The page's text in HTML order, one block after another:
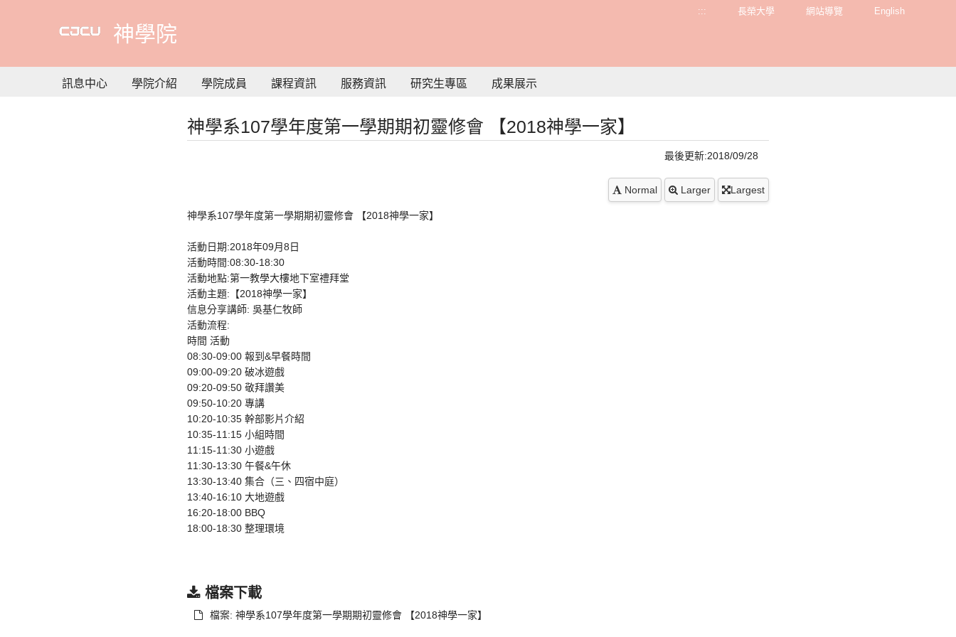
要
容
神學院
::: 長榮大學 網站導覽 English
訊息中心 學院介紹 學院成員 課程資訊 服務資訊 研究生專區 成果展示
神學系107學年度第一學期期初靈修會 【2018神學一家】
最後更新:2018/09/28
Normal Larger Largest
神學系107學年度第一學期期初靈修會 【2018神學一家】
活動日期:2018年09月8日
活動時間:08:30-18:30
活動地點:第一教學大樓地下室禮拜堂
活動主題:【2018神學一家】
信息分享講師: 吳基仁牧師
活動流程:
時間 活動
08:30-09:00 報到&早餐時間
09:00-09:20 破冰遊戲
09:20-09:50 敬拜讚美
09:50-10:20 專講
10:20-10:35 幹部影片介紹
10:35-11:15 小組時間
11:15-11:30 小遊戲
11:30-13:30 午餐&午休
13:30-13:40 集合（三、四宿中庭）
13:40-16:10 大地遊戲
16:20-18:00 BBQ
18:00-18:30 整理環境
檔案下載
檔案: 神學系107學年度第一學期期初靈修會 【2018神學一家】